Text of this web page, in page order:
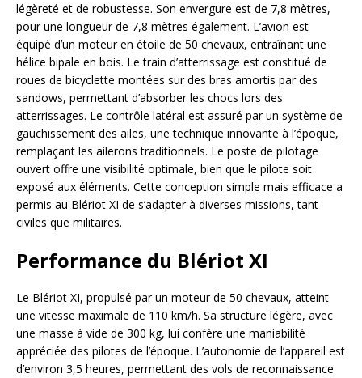
légèreté et de robustesse. Son envergure est de 7,8 mètres,
pour une longueur de 7,8 mètres également. L’avion est
équipé d’un moteur en étoile de 50 chevaux, entraînant une
hélice bipale en bois. Le train d’atterrissage est constitué de
roues de bicyclette montées sur des bras amortis par des
sandows, permettant d’absorber les chocs lors des
atterrissages. Le contrôle latéral est assuré par un système de
gauchissement des ailes, une technique innovante à l’époque,
remplaçant les ailerons traditionnels. Le poste de pilotage
ouvert offre une visibilité optimale, bien que le pilote soit
exposé aux éléments. Cette conception simple mais efficace a
permis au Blériot XI de s’adapter à diverses missions, tant
civiles que militaires.
Performance du Blériot XI
Le Blériot XI, propulsé par un moteur de 50 chevaux, atteint
une vitesse maximale de 110 km/h. Sa structure légère, avec
une masse à vide de 300 kg, lui confère une maniabilité
appréciée des pilotes de l’époque. L’autonomie de l’appareil est
d’environ 3,5 heures, permettant des vols de reconnaissance